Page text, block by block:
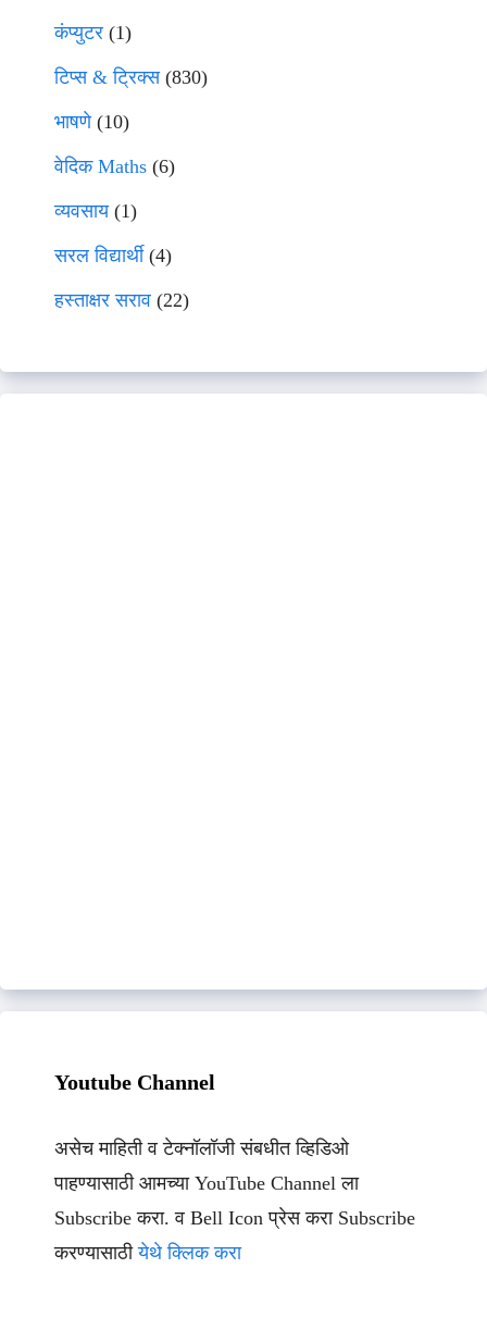
कंप्युटर (1)
टिप्स & ट्रिक्स(830)
भाषणे(10)
वेदिक Maths (6)
व्यवसाय(1)
सरल विद्यार्थी(4)
हस्ताक्षर सराव (22)
Youtube Channel
असेच माहिती व टेक्नॉलॉजी संबधीत व्हिडिओ
पाहण्यासाठी आमच्या YouTube Channel ला
Subscribe करा. व Bell Icon प्रेस करा Subscribe
करण्यासाठीयेथे क्लिक करा